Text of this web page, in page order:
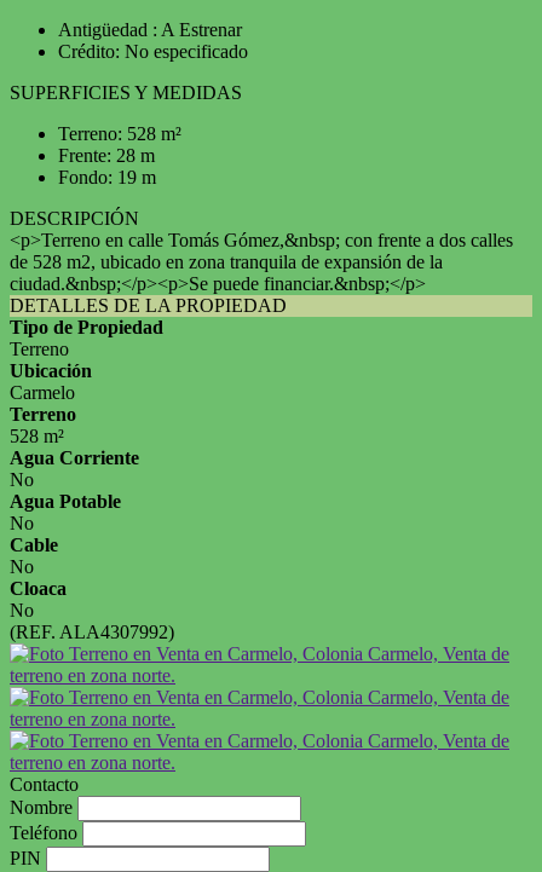
Antigüedad : A Estrenar
Crédito: No especificado
SUPERFICIES Y MEDIDAS
Terreno: 528 m²
Frente: 28 m
Fondo: 19 m
DESCRIPCIÓN
<p>Terreno en calle Tomás Gómez,&nbsp; con frente a dos calles
de 528 m2, ubicado en zona tranquila de expansión de la
ciudad.&nbsp;</p><p>Se puede financiar.&nbsp;</p>
DETALLES DE LA PROPIEDAD
Tipo de Propiedad
Terreno
Ubicación
Carmelo
Terreno
528 m²
Agua Corriente
No
Agua Potable
No
Cable
No
Cloaca
No
(REF. ALA4307992)
Contacto
Nombre
Teléfono
PIN